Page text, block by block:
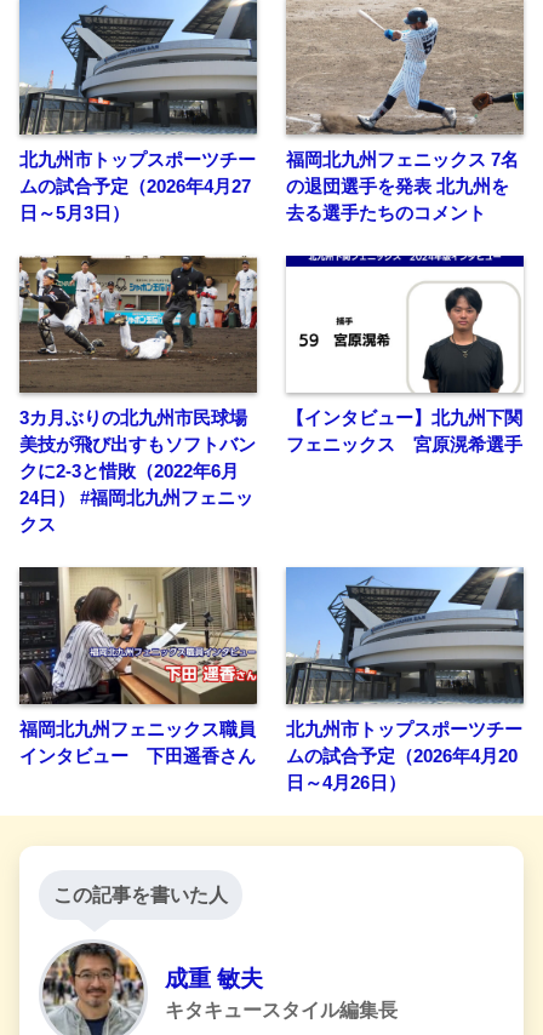
北九州市トップスポーツチー
ムの試合予定（2026年4月27
日～5月3日）
福岡北九州フェニックス 7名
の退団選手を発表 北九州を
去る選手たちのコメント
3カ月ぶりの北九州市民球場
美技が飛び出すもソフトバン
クに2-3と惜敗（2022年6月
24日） #福岡北九州フェニッ
クス
【インタビュー】北九州下関
フェニックス 宮原滉希選手
福岡北九州フェニックス職員
インタビュー 下田遥香さん
北九州市トップスポーツチー
ムの試合予定（2026年4月20
日～4月26日）
この記事を書いた人
成重 敏夫
キタキュースタイル編集長